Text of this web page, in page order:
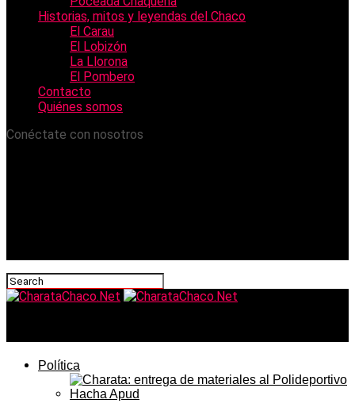
Historias, mitos y leyendas del Chaco
El Carau
El Lobizón
La Llorona
El Pombero
Contacto
Quiénes somos
Conéctate con nosotros
Política